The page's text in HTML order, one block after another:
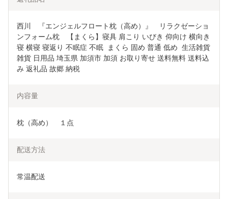
西川　『エンジェルフロート枕（高め）』　リラクゼーショ
ンフォーム枕　【まくら】寝具 肩こり いびき 仰向け 横向き
寝 横寝 寝返り 不眠症 不眠  まくら 固め 普通 低め  生活雑貨
雑貨 日用品 埼玉県 加須市 加須 お取り寄せ 送料無料 送料込
み 返礼品 故郷 納税
内容量
枕（高め）　１点
配送方法
常温配送